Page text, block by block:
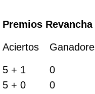
Premios Revancha
Aciertos
5 + 1 0
5 + 0
0